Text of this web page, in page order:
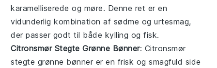
karamelliserede og møre. Denne ret er en
vidunderlig kombination af sødme og urtesmag,
der passer godt til både kylling ogfisk.
Citronsmør Stegte Grønne Bønner: Citronsmør
stegte grønne bønner er en frisk og smagfuld side